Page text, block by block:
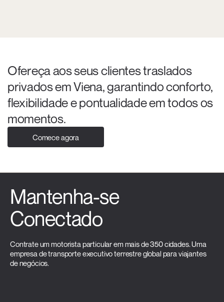
Ofereça aos seus clientes traslados
privados em Viena, garantindo conforto,
flexibilidade e pontualidade em todos os
momentos.
Comece agora
Mantenha-se
Conectado
Contrate um motorista particular em mais de 350 cidades. Uma
empresa de transporte executivo terrestre global para viajantes
de negócios.